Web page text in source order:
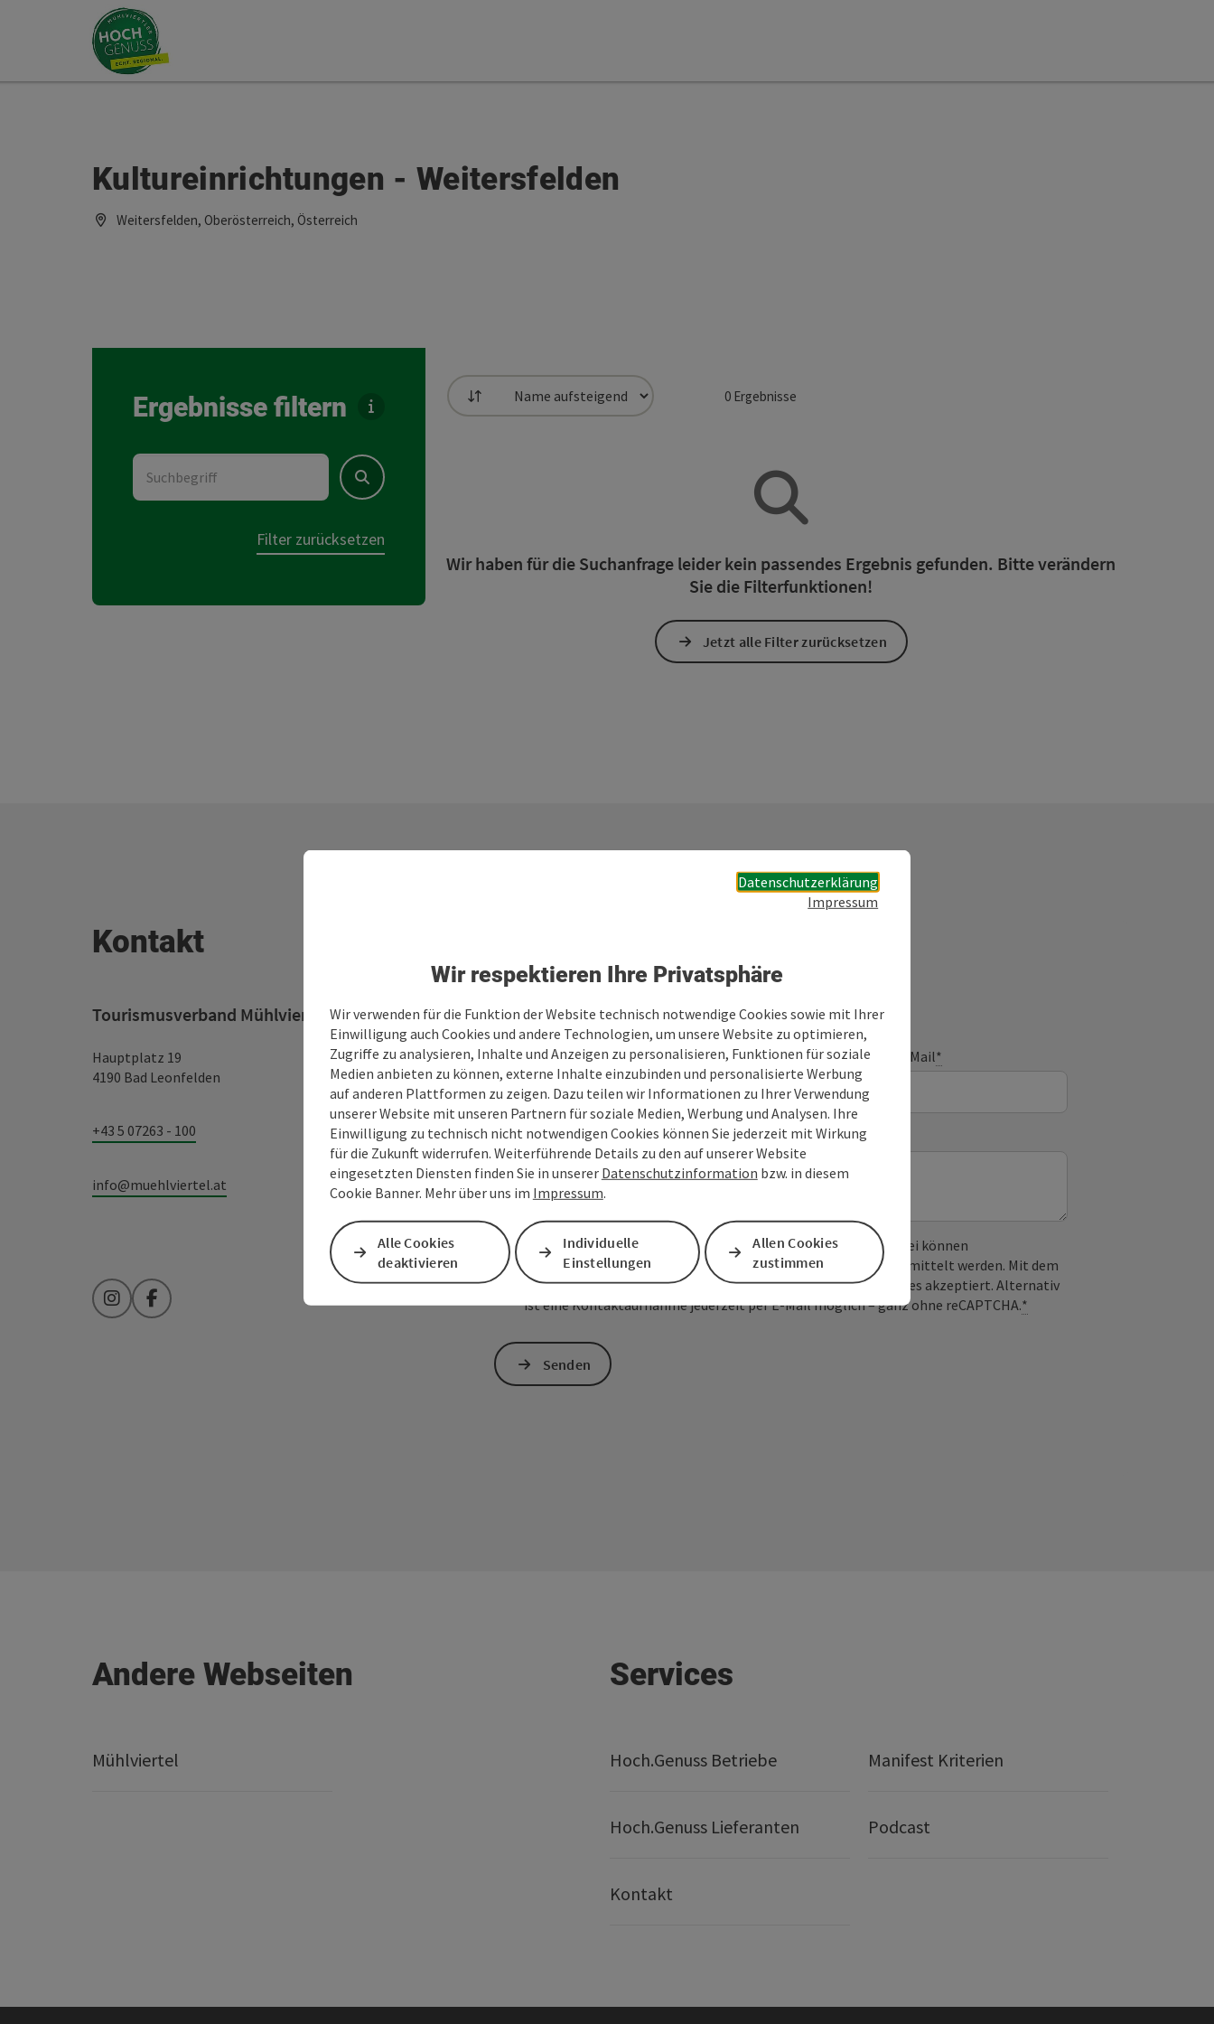
Zum InhaltAccesskey
[0]
Zum Seitenanfang
Kultureinrichtungen - Weitersfelden
Weitersfelden, Oberösterreich, Österreich
Ergebnisse filtern
Suchbegriff
Suchen
Filter zurücksetzen
Sortierung 0Ergebnisse
Wir haben für die Suchanfrage leider kein passendes Ergebnis gefunden. Bitte verändern
Sie die Filterfunktionen!
Jetzt alle Filter zurücksetzen
Kontakt
Tourismusverband Mühlviertel
Hauptplatz 19
4190 Bad Leonfelden
+43 5 07263 - 100
info@muehlviertel.at
InstagramFacebook
Felder mit*sind Pflichtfelder
Vorname Nachname E-Mail*
Unverbindliche Anfrage*
Zum Schutz vor Spam wird Google reCAPTCHA verwendet. Dabei können
personenbezogene Daten (z. B. die IP-Adresse) an Google übermittelt werden. Mit dem
Absenden des Formulars werden die dafür erforderlichen Cookies akzeptiert. Alternativ
ist eine Kontaktaufnahme jederzeit per E-Mail möglich – ganz ohne reCAPTCHA.*
Senden
Andere Webseiten
Mühlviertel
Services
Hoch.Genuss Betriebe Manifest Kriterien
Hoch.Genuss Lieferanten Podcast
Kontakt
Datenschutzerklärung
Impressum
Wir respektieren Ihre Privatsphäre
Wir verwenden für die Funktion der Website technisch notwendige Cookies sowie mit Ihrer
Einwilligung auch Cookies und andere Technologien, um unsere Website zu optimieren,
Zugriffe zu analysieren, Inhalte und Anzeigen zu personalisieren, Funktionen für soziale
Medien anbieten zu können, externe Inhalte einzubinden und personalisierte Werbung
auf anderen Plattformen zu zeigen. Dazu teilen wir Informationen zu Ihrer Verwendung
unserer Website mit unseren Partnern für soziale Medien, Werbung und Analysen. Ihre
Einwilligung zu technisch nicht notwendigen Cookies können Sie jederzeit mit Wirkung
für die Zukunft widerrufen. Weiterführende Details zu den auf unserer Website
eingesetzten Diensten finden Sie in unserer Datenschutzinformation bzw. in diesem
Cookie Banner. Mehr über uns im Impressum.
Alle Cookies
deaktivieren
Individuelle
Einstellungen
Allen Cookies
zustimmen